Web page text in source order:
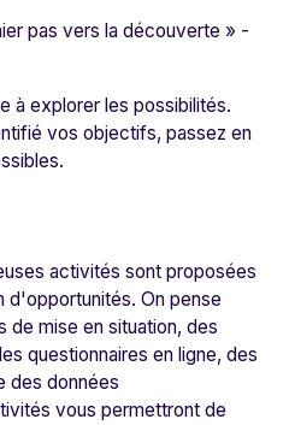
pas vers la découverte » -
à explorer les possibilités.
vos objectifs, passez en
activités sont proposées
d'opportunités. On pense
de mise en situation, des
questionnaires en ligne, des
des données
vous permettront de